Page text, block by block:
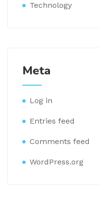
Technology
Meta
Log in
Entries feed
Comments feed
WordPress.org